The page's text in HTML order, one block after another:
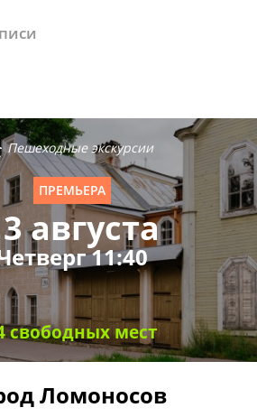
Пешеходные экскурсии
ПРЕМЬЕРА
августа
11:40
свободных мест
Ломоносов